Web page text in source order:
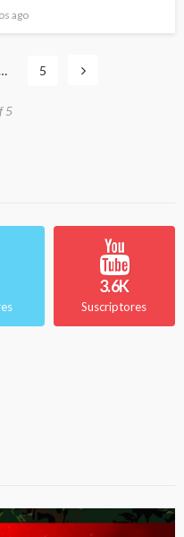
ago
5
5
3.6K
Suscriptores